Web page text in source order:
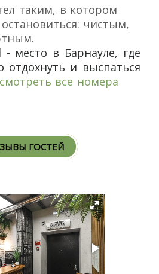
таким, в котором
чистым,
- место в Барнауле, где
отдохнуть и выспаться
все номера
ГОСТЕЙ